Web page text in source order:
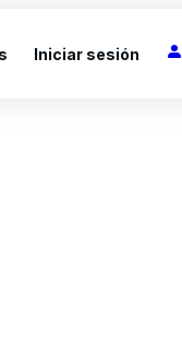
Iniciar sesión